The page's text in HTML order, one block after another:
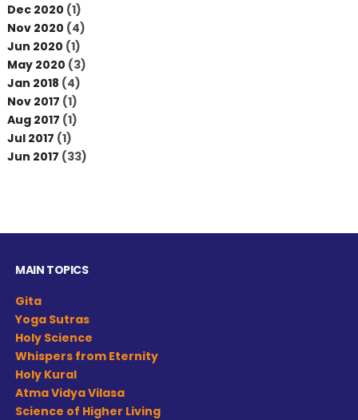
Dec 2020 (1)
Nov 2020 (4)
Jun 2020 (1)
May 2020 (3)
Jan 2018 (4)
Nov 2017 (1)
Aug 2017 (1)
Jul 2017 (1)
Jun 2017 (33)
MAIN TOPICS
Gita
Yoga Sutras
Holy Science
Whispers from Eternity
Holy Kural
Atma Vidya Vilasa
Science of Higher Living